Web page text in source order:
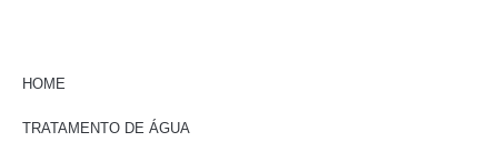
HOME
TRATAMENTO DE ÁGUA